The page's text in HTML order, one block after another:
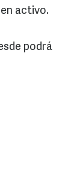
activo.
podrá